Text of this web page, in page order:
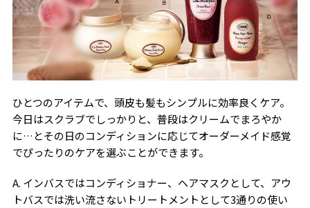
ひとつのアイテムで、頭皮も髪もシンプルに効率良くケア。
今日はスクラブでしっかりと、普段はクリームでまろやか
に…とその日のコンディションに応じてオーダーメイド感覚
でぴったりのケアを選ぶことができます。
A. インバスではコンディショナー、ヘアマスクとして、アウ
トバスでは洗い流さないトリートメントとして3通りの使い